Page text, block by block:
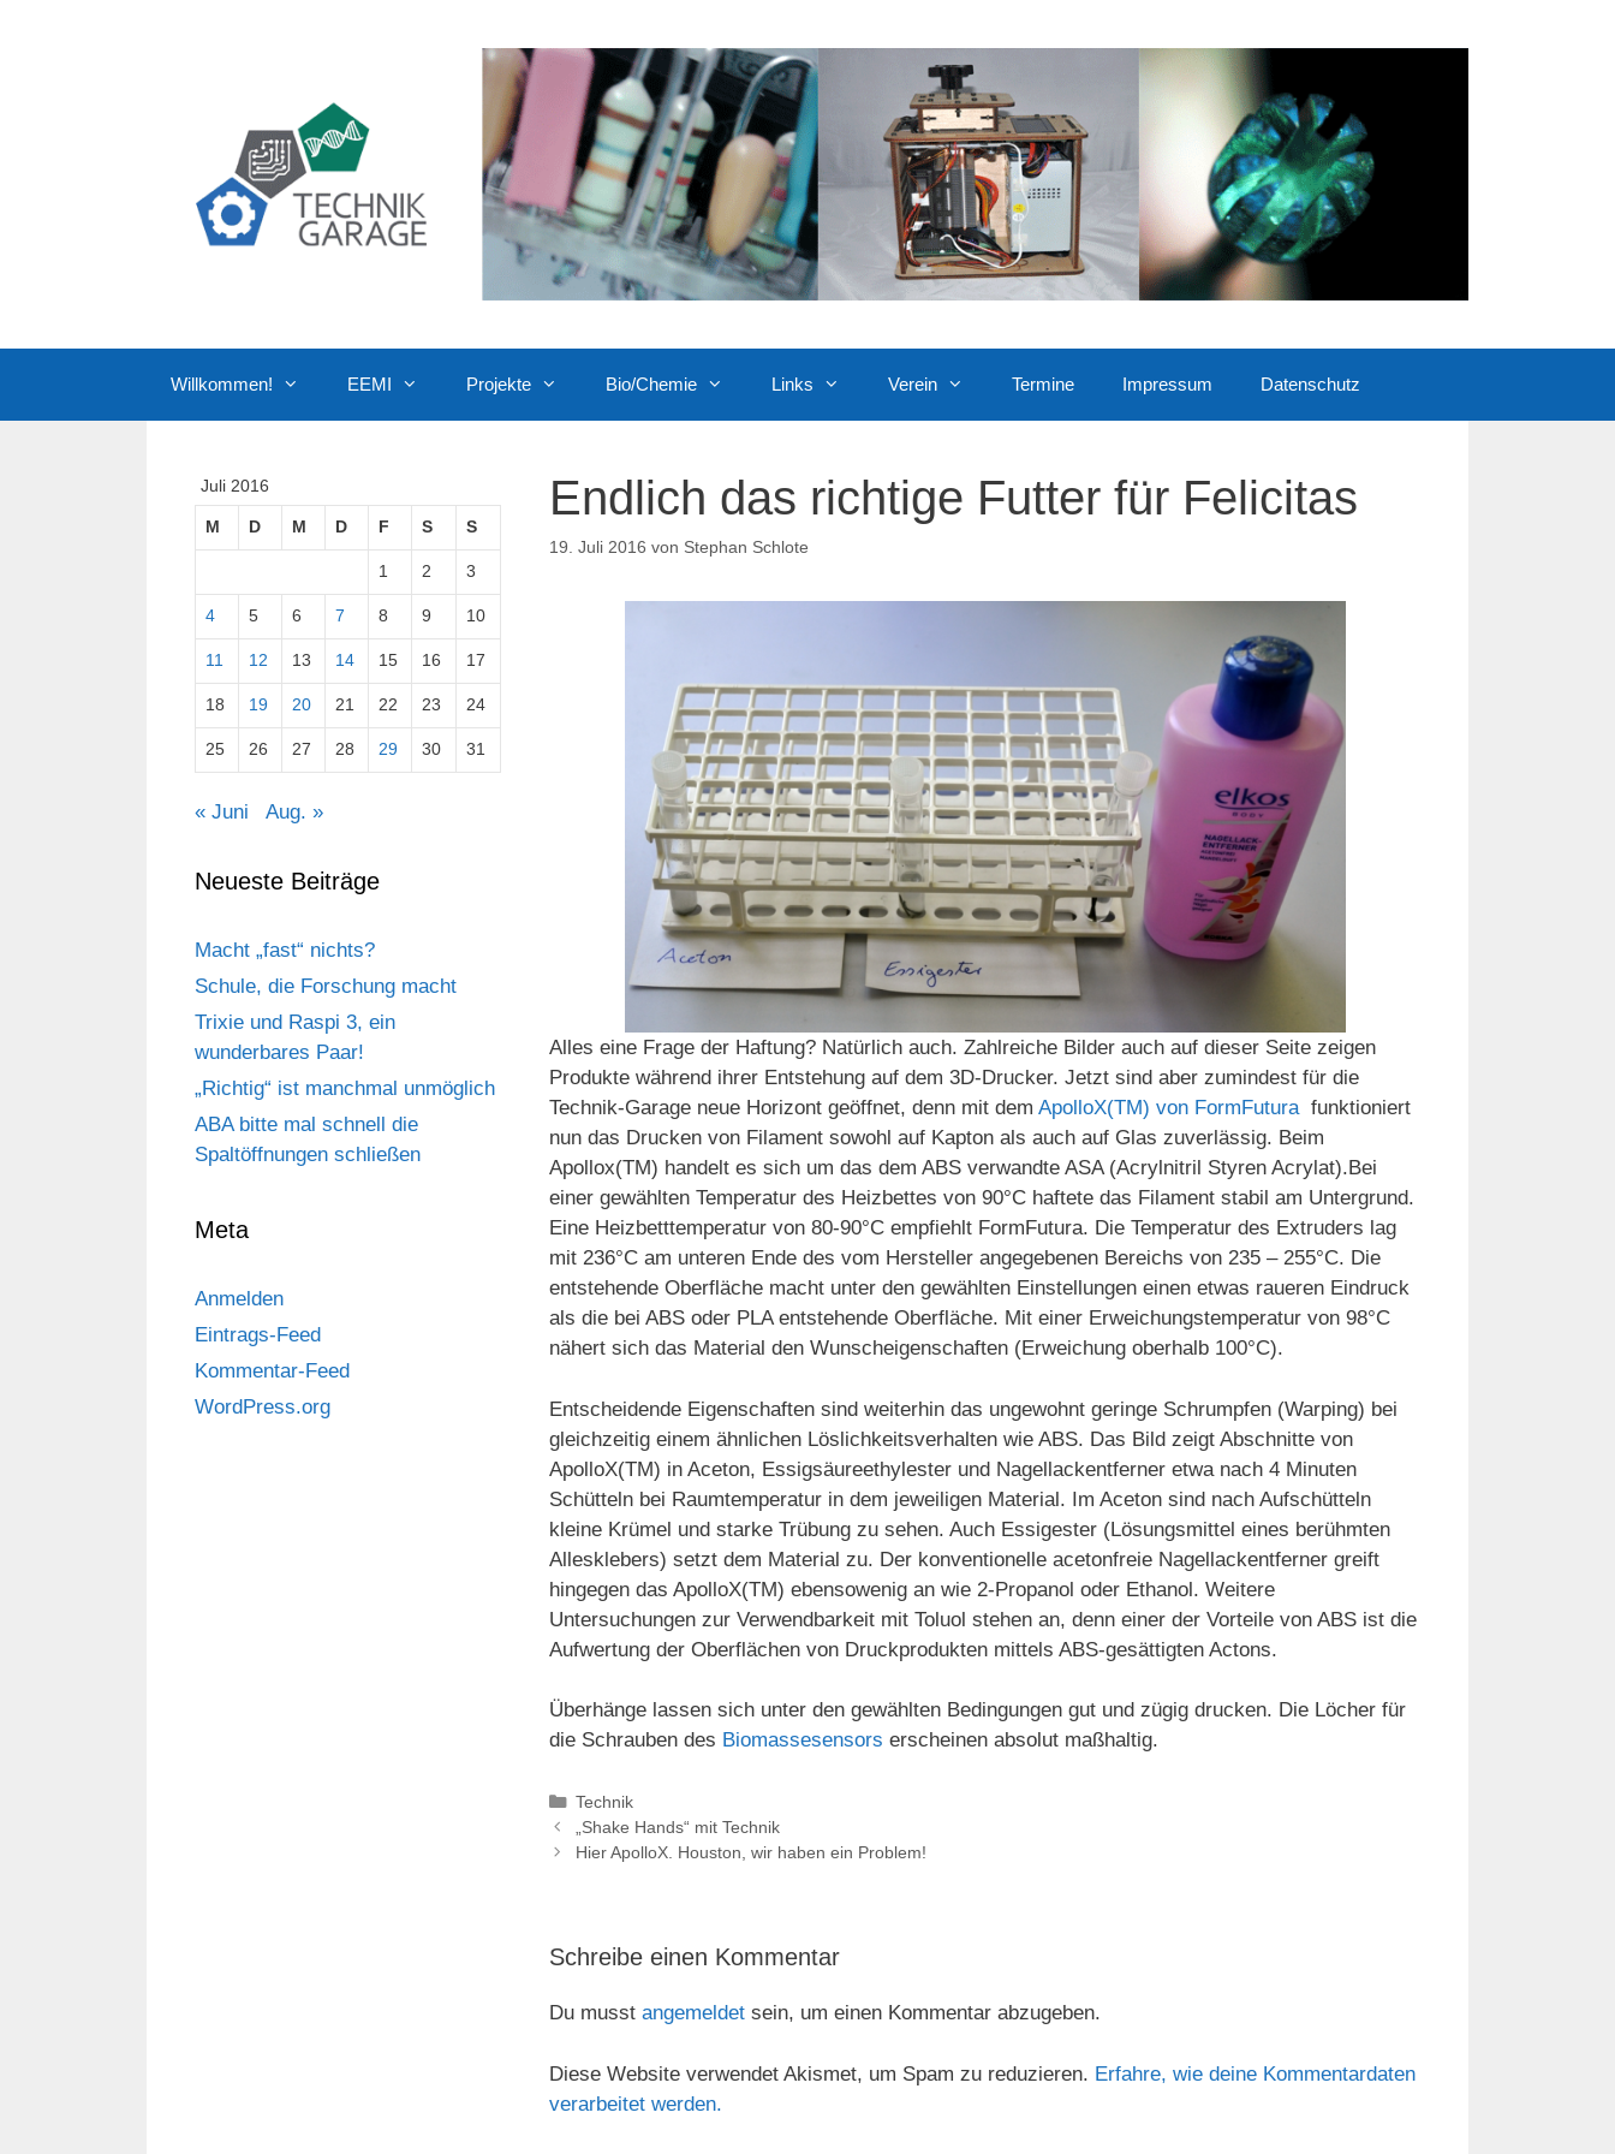
Willkommen! EEMI Projekte Bio/Chemie Links Verein Termine Impressum Datenschutz
Endlich das richtige Futter für Felicitas
19. Juli 2016 von Stephan Schlote
Alles eine Frage der Haftung? Natürlich auch. Zahlreiche Bilder auch auf dieser Seite zeigen
Produkte während ihrer Entstehung auf dem 3D-Drucker. Jetzt sind aber zumindest für die
Technik-Garage neue Horizont geöffnet, denn mit dem ApolloX(TM) von FormFuturafunktioniert
nun das Drucken von Filament sowohl auf Kapton als auch auf Glas zuverlässig. Beim
Apollox(TM) handelt es sich um das dem ABS verwandte ASA (Acrylnitril Styren Acrylat).Bei
einer gewählten Temperatur des Heizbettes von 90°C haftete das Filament stabil am Untergrund.
Eine Heizbetttemperatur von 80-90°C empfiehlt FormFutura. Die Temperatur des Extruders lag
mit 236°C am unteren Ende des vom Hersteller angegebenen Bereichs von 235 – 255°C. Die
entstehende Oberfläche macht unter den gewählten Einstellungen einen etwas raueren Eindruck
als die bei ABS oder PLA entstehende Oberfläche. Mit einer Erweichungstemperatur von 98°C
nähert sich das Material den Wunscheigenschaften (Erweichung oberhalb 100°C).
Entscheidende Eigenschaften sind weiterhin das ungewohnt geringe Schrumpfen (Warping) bei
gleichzeitig einem ähnlichen Löslichkeitsverhalten wie ABS. Das Bild zeigt Abschnitte von
ApolloX(TM) in Aceton, Essigsäureethylester und Nagellackentferner etwa nach 4 Minuten
Schütteln bei Raumtemperatur in dem jeweiligen Material. Im Aceton sind nach Aufschütteln
kleine Krümel und starke Trübung zu sehen. Auch Essigester (Lösungsmittel eines berühmten
Allesklebers) setzt dem Material zu. Der konventionelle acetonfreie Nagellackentferner greift
hingegen das ApolloX(TM) ebensowenig an wie 2-Propanol oder Ethanol. Weitere
Untersuchungen zur Verwendbarkeit mit Toluol stehen an, denn einer der Vorteile von ABS ist die
Aufwertung der Oberflächen von Druckprodukten mittels ABS-gesättigten Actons.
Überhänge lassen sich unter den gewählten Bedingungen gut und zügig drucken. Die Löcher für
die Schrauben des Biomassesensors erscheinen absolut maßhaltig.
Kategorien
Technik
„Shake Hands“ mit Technik
Hier ApolloX. Houston, wir haben ein Problem!
Schreibe einen Kommentar
Du musst angemeldet sein, um einen Kommentar abzugeben.
Diese Website verwendet Akismet, um Spam zu reduzieren. Erfahre, wie deine Kommentardaten
verarbeitet werden.
Juli 2016
M D M D F S S
1 2 3
4 5 6 7 8 9 10
11 12 13 14 15 16 17
18 19 20 21 22 23 24
25 26 27 28 29 30 31
« Juni Aug. »
Neueste Beiträge
Macht „fast“ nichts?
Schule, die Forschung macht
Trixie und Raspi 3, ein
wunderbares Paar!
„Richtig“ ist manchmal unmöglich
ABA bitte mal schnell die
Spaltöffnungen schließen
Meta
Anmelden
Eintrags-Feed
Kommentar-Feed
WordPress.org